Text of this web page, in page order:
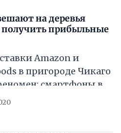
на деревья
прибыльные
Amazon и
в пригороде Чикаго
смартфоны в
с ветвей